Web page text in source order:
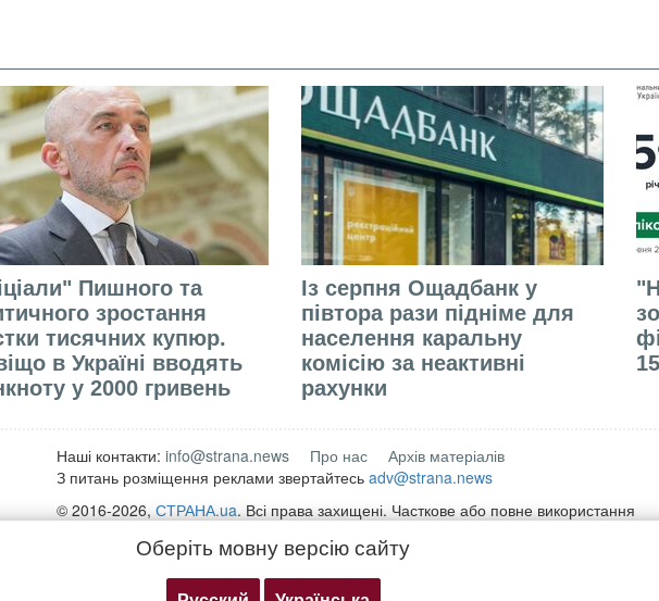
Пишного та
зростання
тисячних купюр.
в Україні вводять
у 2000 гривень
Із серпня Ощадбанк у
півтора рази підніме для
населення каральну
комісію за неактивні
рахунки
Наші контакти: info@strana.news Про нас
Архів матеріалів
З питань розміщення реклами звертайтесь adv@strana.news
© 2016-2026, СТРАНА.ua. Всі права захищені. Часткове або повне використання
для пошукових систем гіперпосилання на безпосередню адресу матеріалу на сайті
Оберіть мовну версію сайту